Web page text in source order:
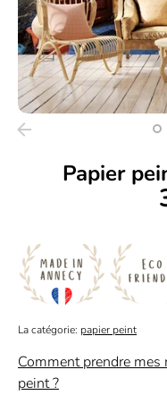
Papier
La catégorie: papier peint
Comment prendre
peint ?